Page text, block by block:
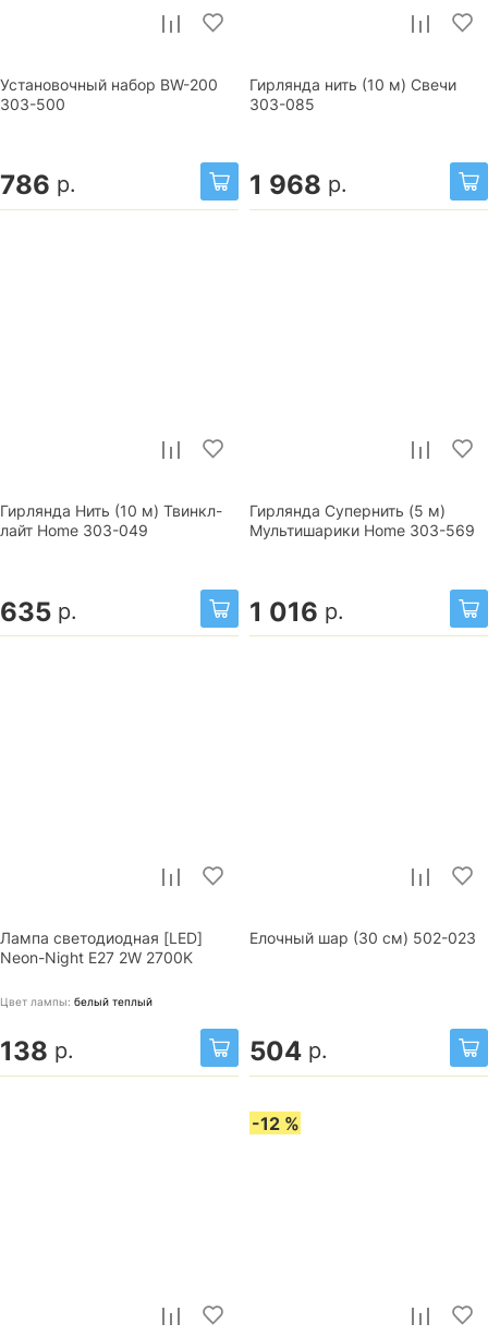
Установочный набор BW-200
303-500
786 р.
Гирлянда нить (10 м) Свечи
303-085
1 968 р.
Гирлянда Нить (10 м) Твинкл-
лайт Home 303-049
635 р.
Гирлянда Супернить (5 м)
Мультишарики Home 303-569
1 016 р.
Лампа светодиодная [LED]
Neon-Night E27 2W 2700K
Цвет лампы: белый теплый
138 р.
Елочный шар (30 см) 502-023
504 р.
-12 %